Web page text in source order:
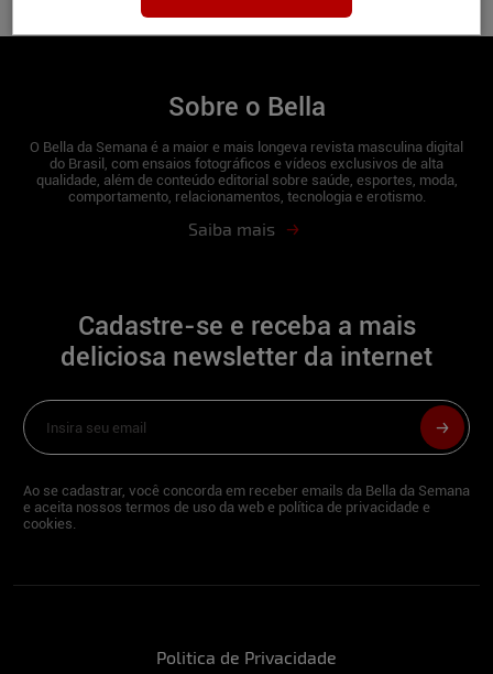
Sobre o Bella
O Bella da Semana é a maior e mais longeva revista masculina digital
do Brasil, com ensaios fotográficos e vídeos exclusivos de alta
qualidade, além de conteúdo editorial sobre saúde, esportes, moda,
comportamento, relacionamentos, tecnologia e erotismo.
Saiba mais
Politica de Privacidade
Cadastre-se e receba a mais
deliciosa newsletter da internet
Ao se cadastrar, você concorda em receber emails da Bella da Semana
e aceita nossos termos de uso da web e política de privacidade e
cookies.